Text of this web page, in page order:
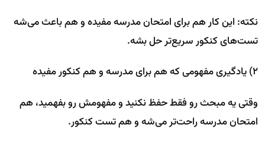
نکته: این کار هم برای امتحان مدرسه مفیده و هم باعث می‌شه
تست‌های کنکور سریع‌تر حل بشه.
۲) یادگیری مفهومی که هم برای مدرسه و هم کنکور مفیده
وقتی یه مبحث رو فقط حفظ نکنید و مفهومش رو بفهمید، هم
امتحان مدرسه راحت‌تر می‌شه و هم تست کنکور.